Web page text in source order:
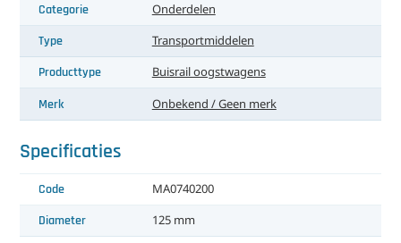
Sorteermachines
Teeltbenodigdheden
Teeltwisseling
Laatst toegevoegd
Categorie Onderdelen
Type Transportmiddelen
Producttype Buisrail oogstwagens
Merk Onbekend / Geen merk
Specificaties
Code MA0740200
Diameter 125 mm